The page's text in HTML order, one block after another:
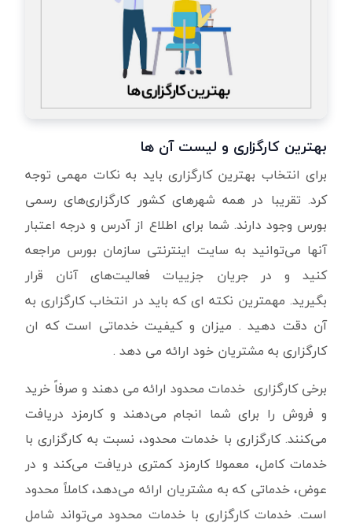
بهترین کارگزاری و لیست آن ها
برای انتخاب بهترین کارگزاری باید به نکات مهمی توجه
کرد. تقریبا در همه شهرهای کشور کارگزاری‌های رسمی
بورس وجود دارند. شما برای اطلاع از آدرس و درجه اعتبار
آنها می‌توانید به سایت اینترنتی سازمان بورس مراجعه
کنید و در جریان جزییات فعالیت‌های آنان قرار
بگیرید. مهمترین نکته ای که باید در انتخاب کارگزاری به
آن دقت دهید . میزان و کیفیت خدماتی است که ان
کارگزاری به مشتریان خود ارائه می دهد .
برخی کارگزاری خدمات محدود ارائه می دهند و صرفاً خرید
و فروش را برای شما انجام می‌دهند و کارمزد دریافت
می‌کنند. کارگزاری با خدمات محدود، نسبت به کارگزاری با
خدمات کامل، معمولا کارمزد کمتری دریافت می‌کند و در
عوض، خدماتی که به مشتریان ارائه می‌دهد، کاملاً محدود
است. خدمات کارگزاری با خدمات محدود می‌تواند شامل